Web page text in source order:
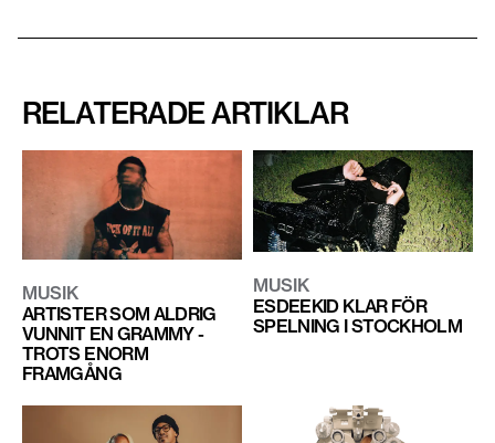
RELATERADE ARTIKLAR
MUSIK
ARTISTER SOM ALDRIG
VUNNIT EN GRAMMY -
TROTS ENORM
FRAMGÅNG
MUSIK
ESDEEKID KLAR FÖR
SPELNING I STOCKHOLM